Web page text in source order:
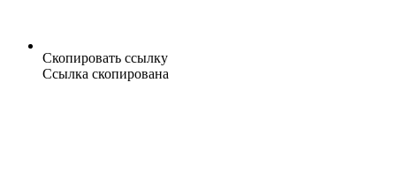
Скопировать ссылку
Ссылка скопирована